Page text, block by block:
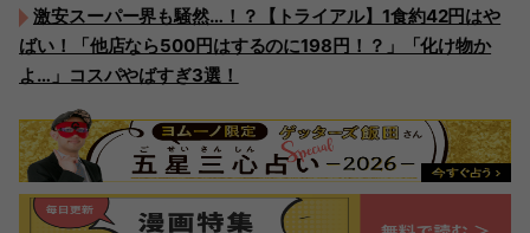
激安スーパー界も騒然…！？【トライアル】1食約42円はや
ばい！「他店なら500円はするのに198円！？」「化け物か
よ…」コスパやばすぎ3選！